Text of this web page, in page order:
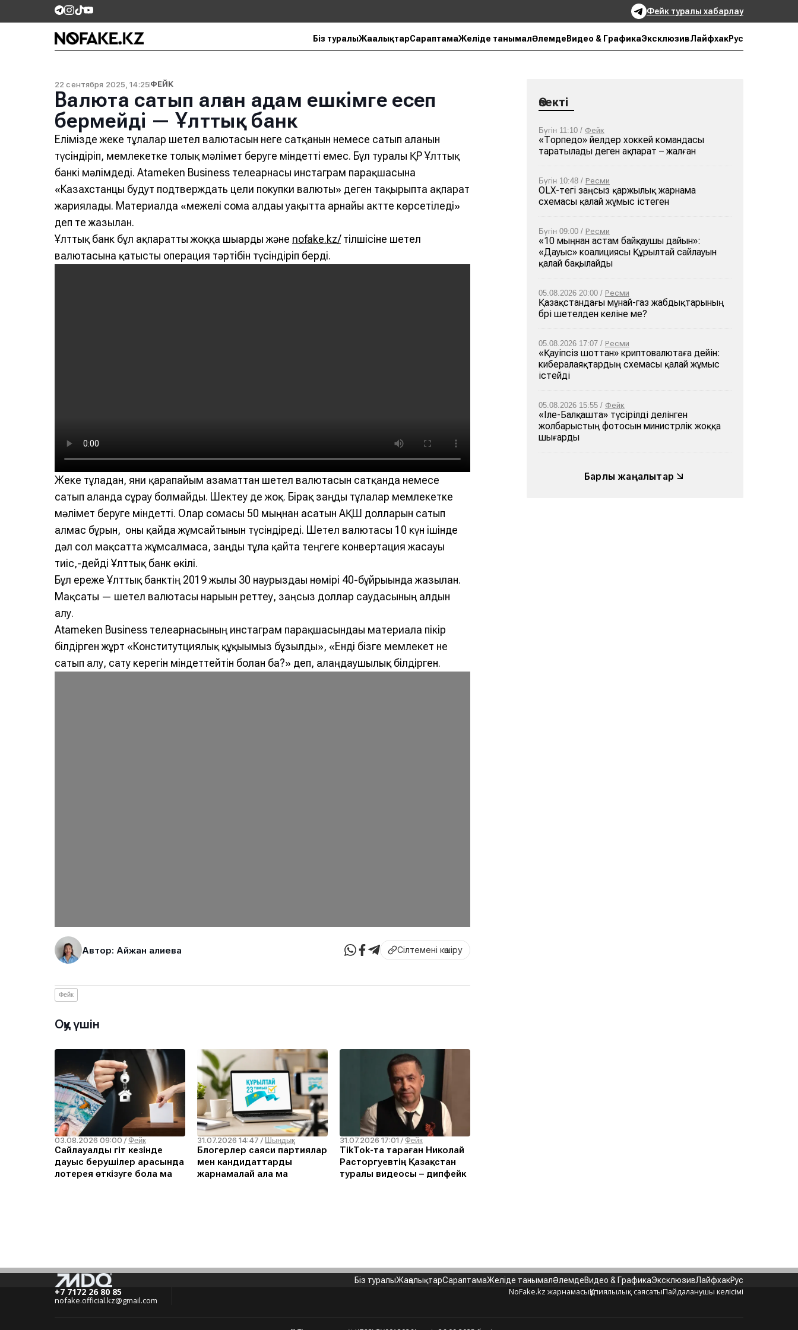
Фейк туралы хабарлау
Біз туралыЖаңалықтарСараптамаЖеліде танымалӘлемде Видео & ГрафикаЭксклюзивЛайфхакРус
22 сентября 2025, 14:25 ФЕЙК
Валюта сатып алған адам ешкімге есеп
бермейді — Ұлттық банк
Елімізде жеке тұлғалар шетел валютасын неге сатқанын немесе сатып алғанын
түсіндіріп, мемлекетке толық мәлімет беруге міндетті емес. Бұл туралы ҚР Ұлттық
банкі мәлімдеді. Atameken Business телеарнасы инстаграм парақшасына
«Казахстанцы будут подтверждать цели покупки валюты» деген тақырыпта ақпарат
жариялады. Материалда «межелі сома алдағы уақытта арнайы актте көрсетіледі»
деп те жазылған.
Ұлттық банк бұл ақпаратты жоққа шығарды және nofake.kz/тілшісіне шетел
валютасына қатысты операция тәртібін түсіндіріп берді.
Жеке тұлғадан, яғни қарапайым азаматтан шетел валютасын сатқанда немесе
сатып алғанда сұрау болмайды. Шектеу де жоқ. Бірақ заңды тұлғалар мемлекетке
мәлімет беруге міндетті. Олар сомасы 50 мыңнан асатын АҚШ долларын сатып
алмас бұрын, оны қайда жұмсайтынын түсіндіреді. Шетел валютасы 10 күн ішінде
дәл сол мақсатта жұмсалмаса, заңды тұлға қайта теңгеге конвертация жасауы
тиіс,-дейді Ұлттық банк өкілі.
Бұл ереже Ұлттық банктің 2019 жылғы 30 наурыздағы нөмірі 40-бұйрығында жазылған.
Мақсаты — шетел валютасы нарығын реттеу, заңсыз доллар саудасының алдын
алу.
Atameken Business телеарнасының инстаграм парақшасындағы материалға пікір
білдірген жұрт «Конститутциялық құқығымыз бұзылды», «Eнді бізге мемлекет не
сатып алу, сату керегін міндеттейтін болған ба?» деп, алаңдаушылық білдірген.
Автор: Айжан Қалиева Сілтемені көшіру
Фейк
Оқу үшін
03.08.2026 09:00 /Фейк
Сайлауалды үгіт кезінде
дауыс берушілер арасында
лотерея өткізуге бола ма
31.07.2026 14:47 / Шындық
Блогерлер саяси партиялар
мен кандидаттарды
жарнамалай ала ма
31.07.2026 17:01 /Фейк
TikTok-та тараған Николай
Расторгуевтің Қазақстан
туралы видеосы – дипфейк
Өзекті
Бүгін 11:10 / Фейк
«Торпедо» әйелдер хоккей командасы
таратылады деген ақпарат – жалған
Бүгін 10:48 / Ресми
OLX-тегі заңсыз қаржылық жарнама
схемасы қалай жұмыс істеген
Бүгін 09:00 / Ресми
«10 мыңнан астам байқаушы дайын»:
«Дауыс» коалициясы Құрылтай сайлауын
қалай бақылайды
05.08.2026 20:00 / Ресми
Қазақстандағы мұнай-газ жабдықтарының
бәрі шетелден әкеліне ме?
05.08.2026 17:07 / Ресми
«Қауіпсіз шоттан» криптовалютаға дейін:
кибералаяқтардың схемасы қалай жұмыс
істейді
05.08.2026 15:55 / Фейк
«Іле-Балқашта» түсірілді делінген
жолбарыстың фотосын министрлік жоққа
шығарды
Барлық жаңалықтар
Біз туралыЖаңалықтарСараптамаЖеліде танымалӘлемдеВидео & ГрафикаЭксклюзивЛайфхакРус
+7 7172 26 80 85
nofake.official.kz@gmail.com
NoFake.kz жарнамасыҚұпиялылық саясатыПайдаланушы келісімі